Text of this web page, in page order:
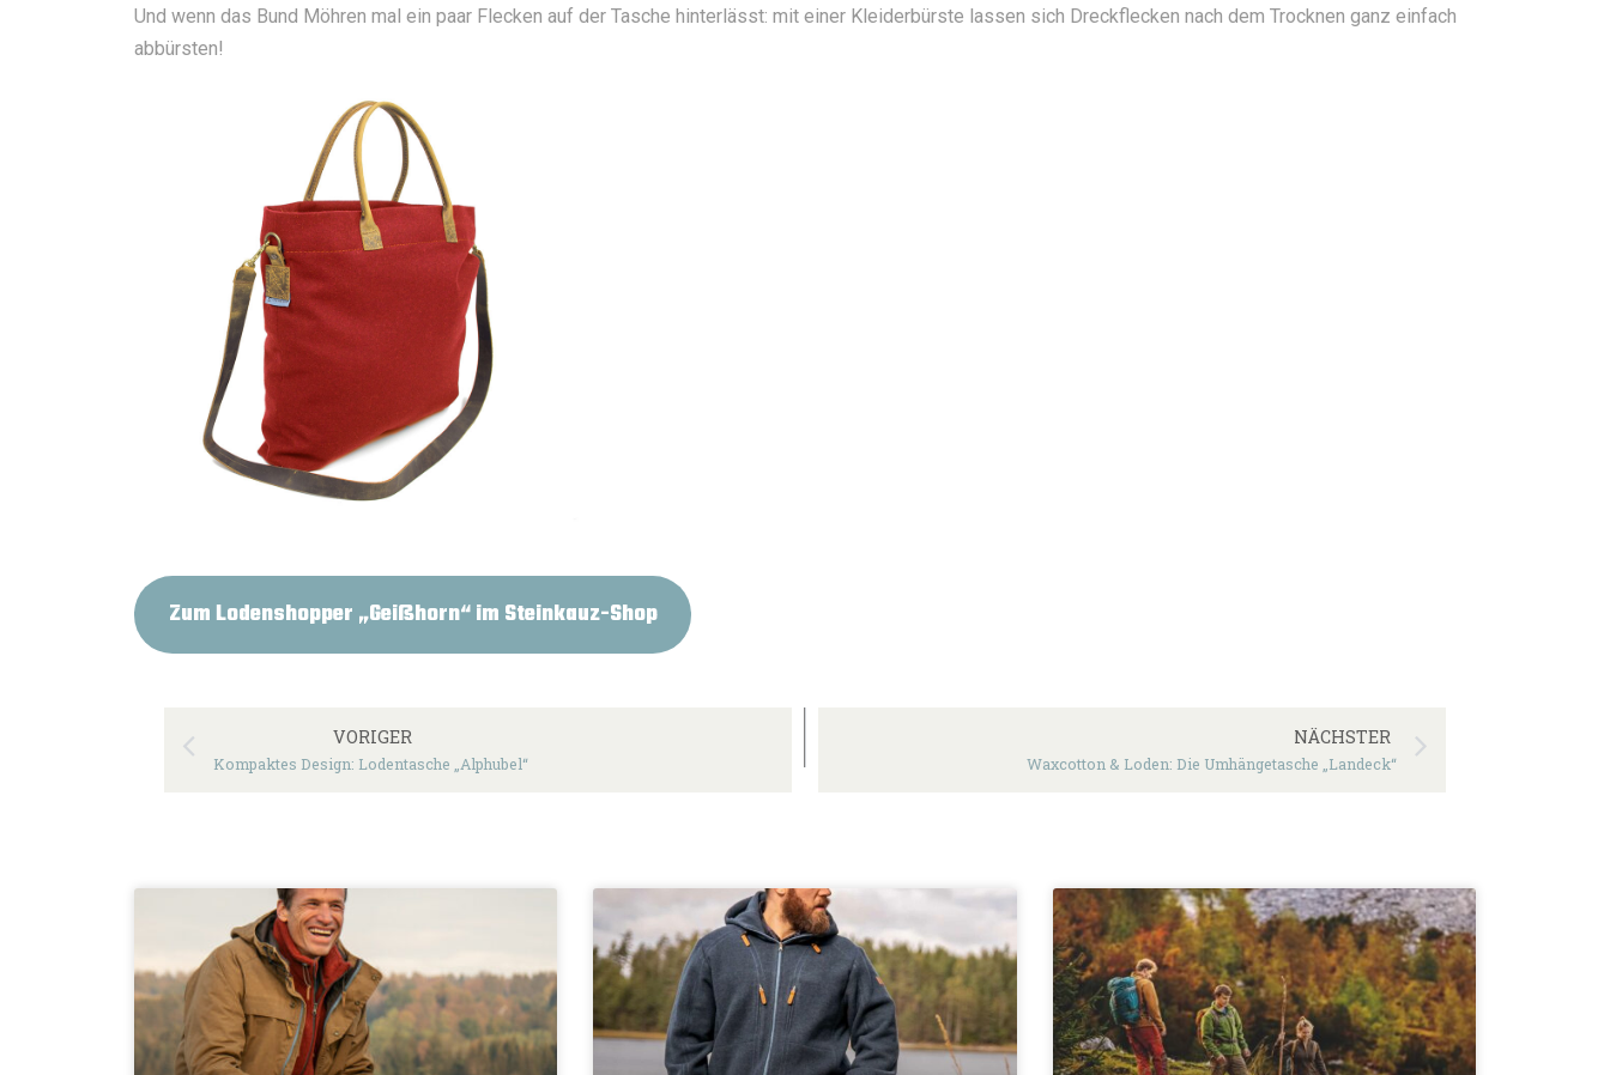
Und wenn das Bund Möhren mal ein paar Flecken auf der Tasche hinterlässt: mit einer Kleiderbürste lassen sich Dreckflecken nach dem Trocknen ganz einfach
abbürsten!
Zum Lodenshopper „Geißhorn“ im Steinkauz-Shop
VORIGER
Kompaktes Design: Lodentasche „Alphubel“
NÄCHSTER
Waxcotton & Loden: Die Umhängetasche „Landeck“